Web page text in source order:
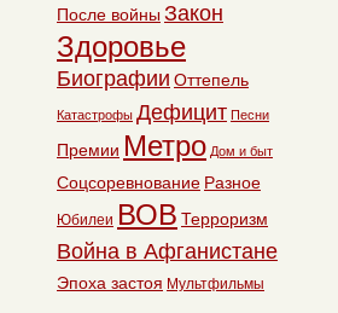
После войны Закон
Здоровье
Биографии Оттепель
Катастрофы Дефицит Песни
Премии Метро Дом и быт
Соцсоревнование Разное
Юбилеи ВОВ Терроризм
Война в Афганистане
Эпоха застоя Мультфильмы